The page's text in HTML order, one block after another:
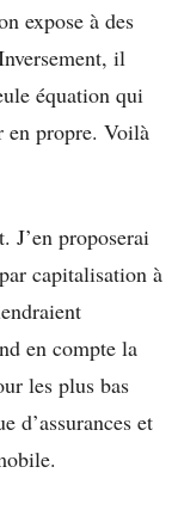
expose à des
il
équation qui
en propre. Voilà
J’en proposerai
capitalisation à
en compte la
les plus bas
d’assurances et